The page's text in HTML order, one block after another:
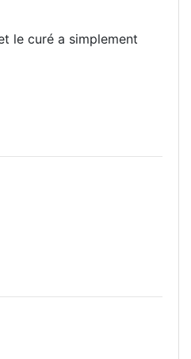
le curé a simplement